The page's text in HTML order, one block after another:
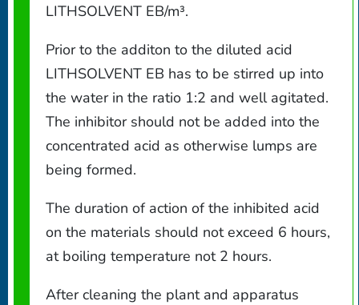
LITHSOLVENT EB/m³.
Prior to the additon to the diluted acid
LITHSOLVENT EB has to be stirred up into
the water in the ratio 1:2 and well agitated.
The inhibitor should not be added into the
concentrated acid as otherwise lumps are
being formed.
The duration of action of the inhibited acid
on the materials should not exceed 6 hours,
at boiling temperature not 2 hours.
After cleaning the plant and apparatus